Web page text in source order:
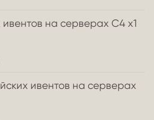
ы
на серверах C4 x1
ивентов на серверах